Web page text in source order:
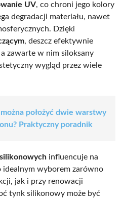
UV, co chroni jego kolory
degradacji materiału, nawet
Dzięki
, deszcz efektywnie
zawarte w nim siloksany
wygląd przez wiele
położyć dwie warstwy
Praktyczny poradnik
influencuje na
idealnym wyborem zarówno
jak i przy renowacji
tynk silikonowy może być